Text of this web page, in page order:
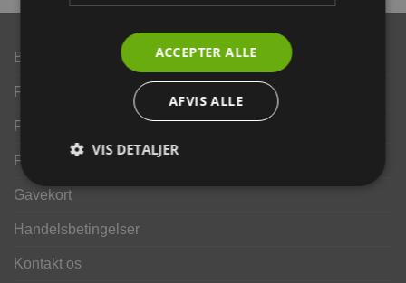
Brand
Finansering ANYDAY
Finansering Viabill
Fortrydelse og reklamationsret
Gavekort
Handelsbetingelser
Kontakt os
ACCEPTER ALLE
AFVIS ALLE
VIS DETALJER